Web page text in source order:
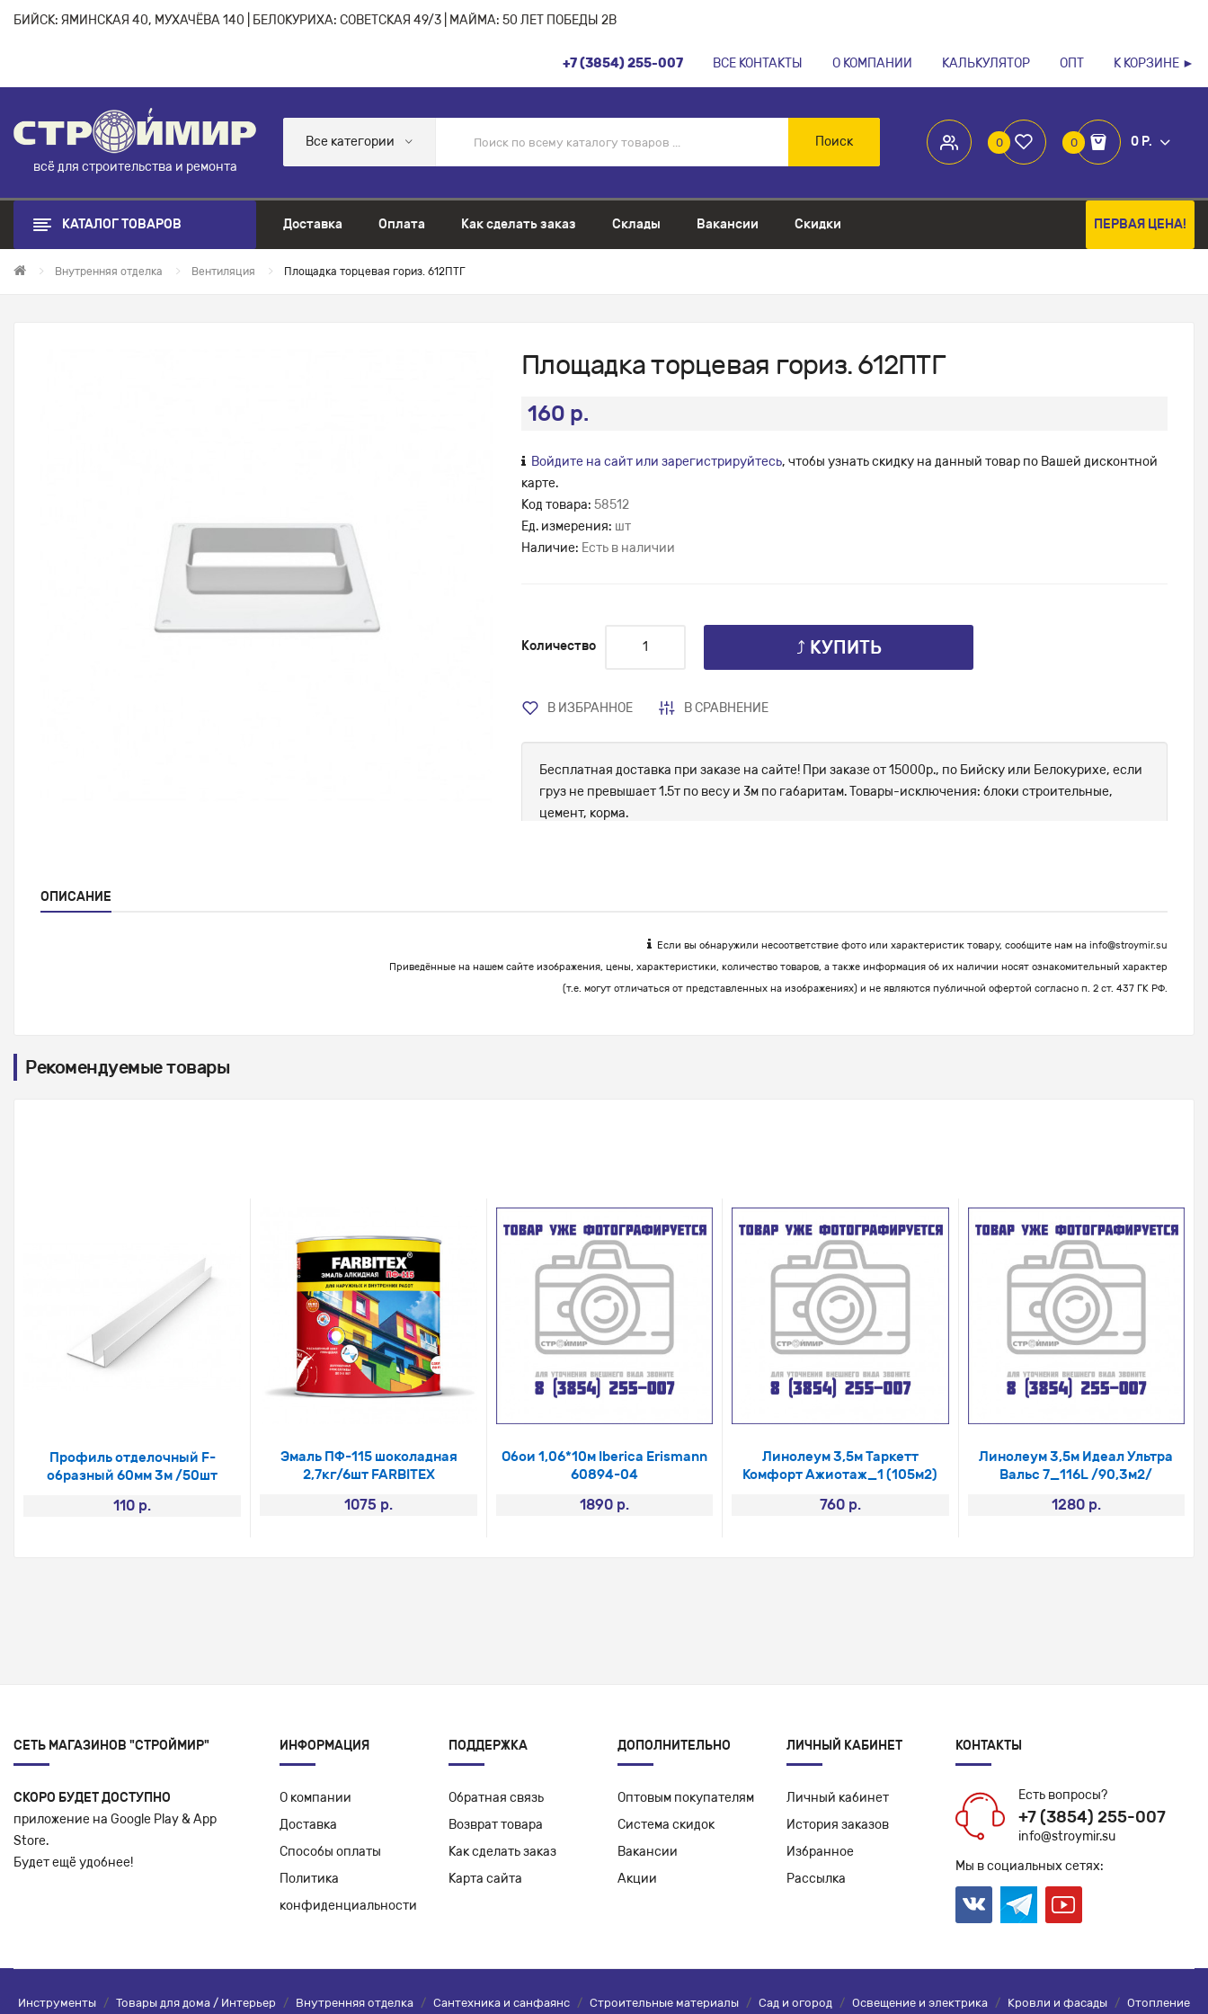
БИЙСК: ЯМИНСКАЯ 40, МУХАЧЁВА 140 | БЕЛОКУРИХА: СОВЕТСКАЯ 49/3 | МАЙМА: 50 ЛЕТ ПОБЕДЫ 2В
+7 (3854) 255-007 ВСЕ КОНТАКТЫ О КОМПАНИИ КАЛЬКУЛЯТОР ОПТ К КОРЗИНЕ ►
всё для строительства и ремонта
0 0 0 Р.
Все категории Поиск
КАТАЛОГ ТОВАРОВ Доставка Оплата Как сделать заказ Склады Вакансии Скидки ПЕРВАЯ ЦЕНА!
Внутренняя отделка Вентиляция Площадка торцевая гориз. 612ПТГ
Площадка торцевая гориз. 612ПТГ
160 р.
Войдите на сайт или зарегистрируйтесь, чтобы узнать скидку на данный товар по Вашей дисконтной
карте.
Код товара: 58512
Ед. измерения: шт
Наличие: Есть в наличии
Количество ⤴ КУПИТЬ
В ИЗБРАННОЕ В СРАВНЕНИЕ
Бесплатная доставка при заказе на сайте! При заказе от 15000р., по Бийску или Белокурихе, если
груз не превышает 1.5т по весу и 3м по габаритам. Товары-исключения: блоки строительные,
цемент, корма.
ОПИСАНИЕ
Если вы обнаружили несоответствие фото или характеристик товару, сообщите нам на info@stroymir.su
Приведённые на нашем сайте изображения, цены, характеристики, количество товаров, а также информация об их наличии носят ознакомительный характер
(т.е. могут отличаться от представленных на изображениях) и не являются публичной офертой согласно п. 2 ст. 437 ГК РФ.
Рекомендуемые товары
Профиль отделочный F-
образный 60мм 3м /50шт
110 р.
Эмаль ПФ-115 шоколадная
2,7кг/6шт FARBITEX
1075 р.
Обои 1,06*10м Iberica Erismann
60894-04
1890 р.
Линолеум 3,5м Таркетт
Комфорт Ажиотаж_1 (105м2)
760 р.
Линолеум 3,5м Идеал Ультра
Вальс 7_116L /90,3м2/
1280 р.
СЕТЬ МАГАЗИНОВ "СТРОЙМИР"
СКОРО БУДЕТ ДОСТУПНО
приложение на Google Play & App
Store.
Будет ещё удобнее!
ИНФОРМАЦИЯ
О компании
Доставка
Способы оплаты
Политика
конфиденциальности
ПОДДЕРЖКА
Обратная связь
Возврат товара
Как сделать заказ
Карта сайта
ДОПОЛНИТЕЛЬНО
Оптовым покупателям
Система скидок
Вакансии
Акции
ЛИЧНЫЙ КАБИНЕТ
Личный кабинет
История заказов
Избранное
Рассылка
КОНТАКТЫ
Есть вопросы?
+7 (3854) 255-007
info@stroymir.su
Мы в социальных сетях:
Инструменты / Товары для дома / Интерьер / Внутренняя отделка / Сантехника и санфаянс / Строительные материалы / Сад и огород / Освещение и электрика / Кровли и фасады / Отопление